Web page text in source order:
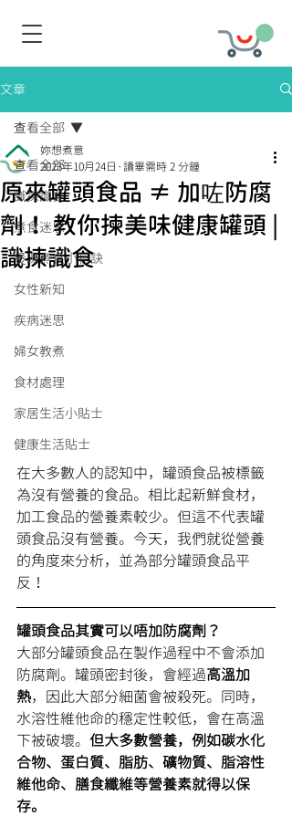
文章
查看全部
識揀識食
煮食迷思
煲湯煮食小秘訣
女性新知
疾病迷思
婦女教煮
食材處理
家居生活小貼士
健康生活貼士
查看全部
原來罐頭食品 ≠ 加咗防腐
劑！ 教你揀美味健康罐頭 |
識揀識食
妳想煮意
2023年10月24日 讀畢需時 2 分鐘
在大多數人的認知中，罐頭食品被標籤
為沒有營養的食品。相比起新鮮食材，
加工食品的營養素較少。但這不代表罐
頭食品沒有營養。今天，我們就從營養
的角度來分析，並為部分罐頭食品平
反！
罐頭食品其實可以唔加防腐劑？
大部分罐頭食品在製作過程中不會添加
防腐劑。罐頭密封後，會經過高溫加
熱，因此大部分細菌會被殺死。同時，
水溶性維他命的穩定性較低，會在高溫
下被破壞。 但大多數營養，例如碳水化
合物、蛋白質、脂肪、礦物質、脂溶性
維他命、膳食纖維等營養素就得以保
存。